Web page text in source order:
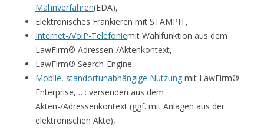
Mahnverfahren(EDA),
Elektronisches Frankieren mit STAMPIT,
Internet-/VoiP-Telefoniemit Wählfunktion aus dem
LawFirm® Adressen-/Aktenkontext,
LawFirm® Search-Engine,
Mobile, standortunabhängige Nutzung mit LawFirm®
Enterprise, …: versenden aus dem
Akten-/Adressenkontext (ggf. mit Anlagen aus der
elektronischen Akte),